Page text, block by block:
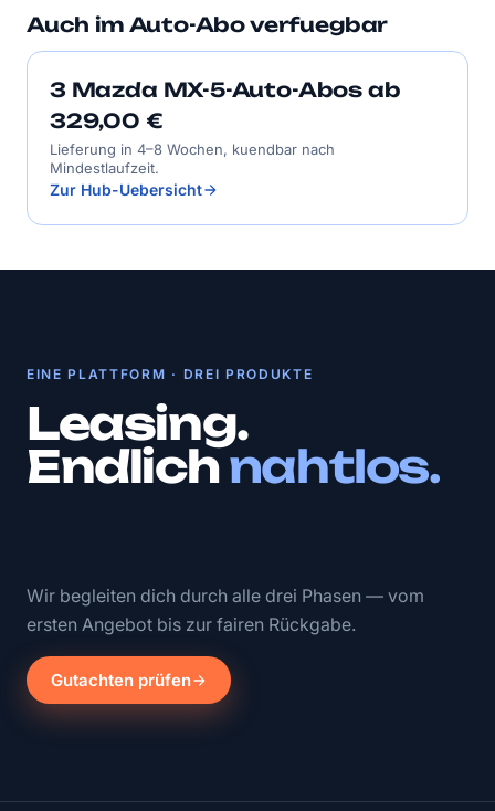
Auch im Auto-Abo verfuegbar
3 Mazda MX-5-Auto-Abos ab
329,00 €
Lieferung in 4–8 Wochen, kuendbar nach
Mindestlaufzeit.
Zur Hub-Uebersicht
EINE PLATTFORM · DREI PRODUKTE
Leasing.
Endlichnahtlos.
Wir begleiten dich durch alle drei Phasen — vom
ersten Angebot bis zur fairen Rückgabe.
Gutachten prüfen